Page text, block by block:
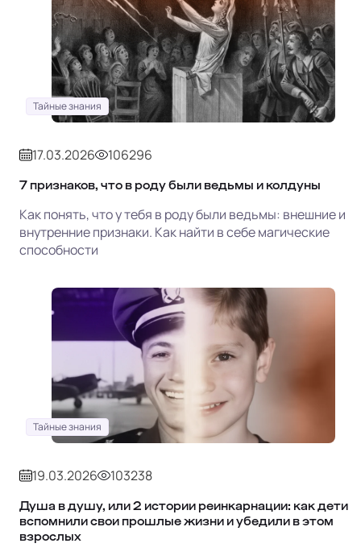
Тайные знания
17.03.2026 106296
7 признаков, что в роду были ведьмы и колдуны
Как понять, что у тебя в роду были ведьмы: внешние и
внутренние признаки. Как найти в себе магические
способности
Тайные знания
19.03.2026 103238
Душа в душу, или 2 истории реинкарнации: как дети
вспомнили свои прошлые жизни и убедили в этом
взрослых